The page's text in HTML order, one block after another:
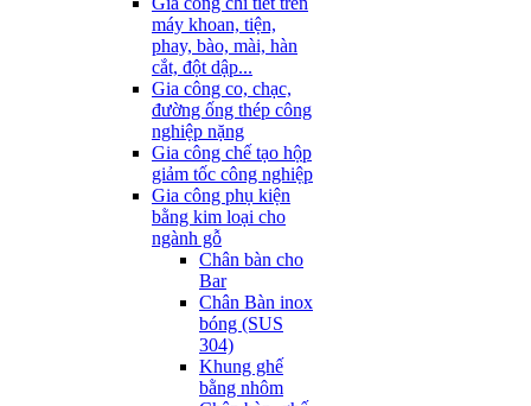
máy khoan, tiện,
phay, bào, mài, hàn
cắt, đột dập...
Gia công co, chạc,
đường ống thép công
nghiệp nặng
Gia công chế tạo hộp
giảm tốc công nghiệp
Gia công phụ kiện
bằng kim loại cho
ngành gỗ
Chân bàn cho
Bar
Chân Bàn inox
bóng (SUS
304)
Khung ghế
bằng nhôm